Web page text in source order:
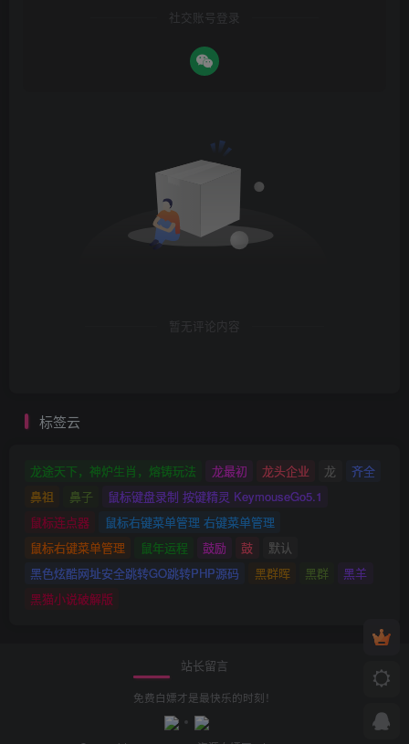
社交账号登录
暂无评论内容
标签云
龙途天下，神炉生肖，熔铸玩法 龙最初 龙头企业 龙
齐全
鼻祖
鼻子
鼠标键盘录制 按键精灵 KeymouseGo5.1
鼠标连点器
鼠标右键菜单管理 右键菜单管理
鼠标右键菜单管理
鼠年运程 鼓励 鼓
默认
黑色炫酷网址安全跳转GO跳转PHP源码
黑群晖 黑群
黑羊
黑猫小说破解版
站长留言
免费白嫖才是最快乐的时刻！